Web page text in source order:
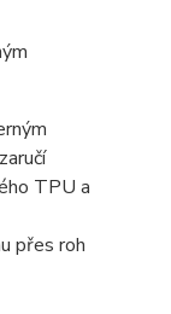
TPU a
přes roh